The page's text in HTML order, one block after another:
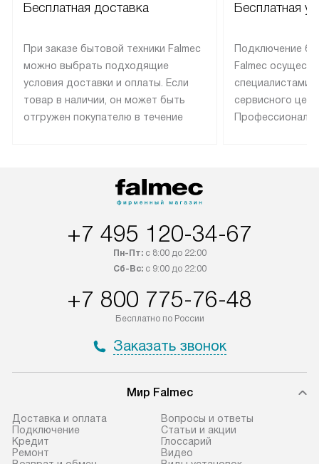
Бесплатная доставка
При заказе бытовой техники Falmec
можно выбрать подходящие
условия доставки и оплаты. Если
товар в наличии, он может быть
отгружен покупателю в течение
оплачивается дополнительно.
Возможна доставка товаров по
Бесплатная
Подключение
Falmec
специалистами
сервисного
+7 495 120-34-67
Пн-Пт:с 8:00 до 22:00
Сб-Вс:с 9:00 до 22:00
+7 800 775-76-48
Бесплатно по России
Заказать звонок
Мир Falmec
Доставка и оплата
Подключение
Кредит
Ремонт
Вопросы и ответы
Статьи и акции
Глоссарий
Видео